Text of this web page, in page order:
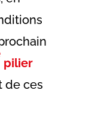
pilier
de ces